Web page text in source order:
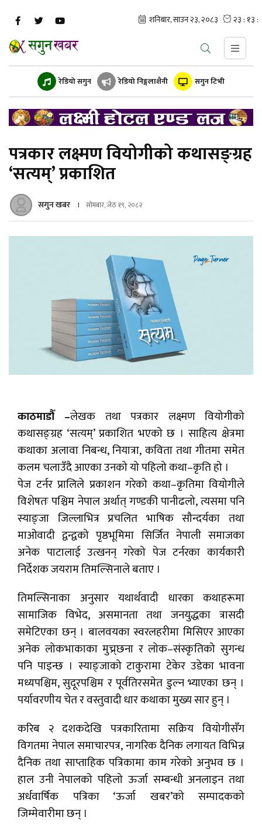
रेडियो सगुन रेडियो निङ्गलाशैनी सगुन टिभी
पत्रकार लक्ष्मण वियोगीको कथासङ्ग्रह
‘सत्यम्’ प्रकाशित
सगुन खबर सोमबार, जेठ १९, २०८२
काठमाडौँ –लेखक तथा पत्रकार लक्ष्मण वियोगीको
कथासङ्ग्रह ‘सत्यम्’ प्रकाशित भएको छ । साहित्य क्षेत्रमा
कथाका अलावा निबन्ध, नियात्रा, कविता तथा गीतमा समेत
कलम चलाउँदै आएका उनको यो पहिलो कथा–कृति हो ।
पेज टर्नर प्रालिले प्रकाशन गरेको कथा–कृतिमा वियोगीले
विशेषतः पश्चिम नेपाल अर्थात् गण्डकी पानीढलो, त्यसमा पनि
स्याङ्जा जिल्लाभित्र प्रचलित भाषिक सौन्दर्यका तथा
माओवादी द्वन्द्वको पृष्ठभूमिमा सिर्जित नेपाली समाजका
अनेक पाटालाई उत्खनन् गरेको पेज टर्नरका कार्यकारी
निर्देशक जयराम तिमल्सिनाले बताए ।
तिमल्सिनाका अनुसार यथार्थवादी धारका कथाहरूमा
सामाजिक विभेद, असमानता तथा जनयुद्धका त्रासदी
समेटिएका छन् । बालवयका स्वरलहरीमा मिसिएर आएका
अनेक लोकभाकाका मुच्र्छना र लोक–संस्कृतिको सुगन्ध
पनि पाइन्छ । स्याङ्जाको टाकुरामा टेकेर उडेका भावना
मध्यपश्चिम, सुदूरपश्चिम र पूर्वतिरसमेत डुल्न भ्याएका छन् ।
पर्यावरणीय चेत र वस्तुवादी धार कथाका मुख्य सार हुन् ।
करिब २ दशकदेखि पत्रकारितामा सक्रिय वियोगीसँग
विगतमा नेपाल समाचारपत्र, नागरिक दैनिक लगायत विभिन्न
दैनिक तथा साप्ताहिक पत्रिकामा काम गरेको अनुभव छ ।
हाल उनी नेपालको पहिलो ऊर्जा सम्बन्धी अनलाइन तथा
अर्धवार्षिक पत्रिका ‘ऊर्जा खबर’को सम्पादकको
जिम्मेवारीमा छन् ।